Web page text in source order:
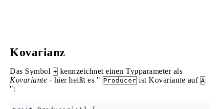
Kovarianz
Das Symbol + kennzeichnet einen Typparameter als
Kovariante - hier heißt es " Producer ist Kovariante auf A
":